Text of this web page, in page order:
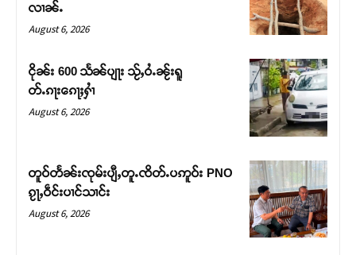
တႃႇႁႂ်ႈသဵင်ၵၢင်ၸႂ်ၵူၼ်းမိူင်း ၵူႈတီႈၵူႈလႅၼ်ပေႃးတေၸွ
တ်ႇ တူဝ်ႈလုမ်ႈၾႃႉၼၼ်ႉ ၶဝ်ႈႁူမ်ႈၵမ်ႉထႅမ် ၸုမ်းၶၢ
ဝ်ႇၽူႈတွႆႇႁွၵ်ႈ လႆႈယူႇၶႃႈဢေႃႈ။
လၢၼ်ႉ
August 6, 2026
ငိုၼ်း 600 သႅၼ်ပျႃး သႂ်ႇဝႆႉၼႂ်းရူ
တ်ႉၵႃးၵေႃႈႁၢႆ
August 6, 2026
တူဝ်တႅၼ်းၸုမ်းပျီႇတူႉၸိတ်ႉပဢူဝ်း PNO
ၵႂႃႇဝဵင်းပၢင်သၢင်း
August 6, 2026